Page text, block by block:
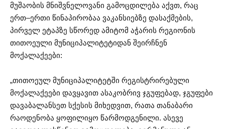
მუშაობის მნიშვნელოვანი გამოცდილება აქვთ, რაც
ერთ–ერთი წინაპირობაა ვაკანსიებზე დასაქმების,
პირველ ეტაპზე სწორედ ამიტომ აჭარის რეგიონის
თითოეული მუნიციპალიტეტიდან შეირჩნენ
მოქალაქეები:
„თითოეულ მუნიციპალიტეტში რეგისტრირებული
მოქალაქეები დავყავით ასაკობრივ ჯგუფებად, ჯგუფები
დავაბალანსეთ სქესის მიხედვით, რათა თანაბარი
რაოდენობა ყოფილიყო წარმოდგენილი. ასევე